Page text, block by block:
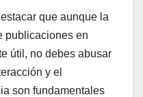
que aunque la
publicaciones en
útil, no debes abusar
y el
son fundamentales